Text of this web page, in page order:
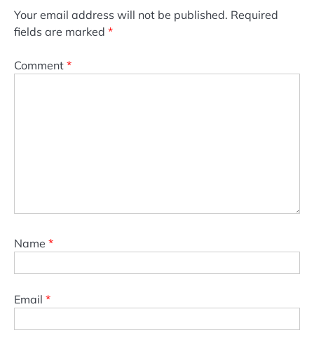
Your email address will not be published. Required
fields are marked *
Comment *
Name *
Email *